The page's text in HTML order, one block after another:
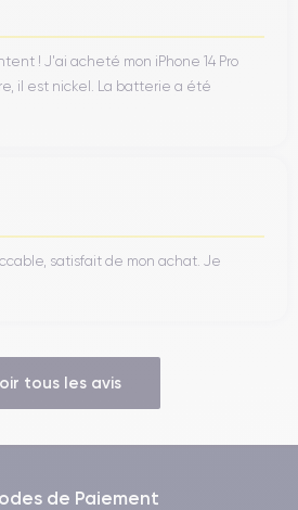
! J'ai acheté mon iPhone 14 Pro
il est nickel. La batterie a été
satisfait de mon achat. Je
tous les avis
de Paiement